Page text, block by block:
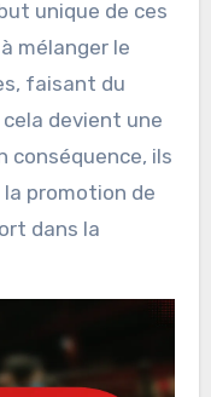
unique de ces
mélanger le
faisant du
devient une
conséquence, ils
promotion de
dans la